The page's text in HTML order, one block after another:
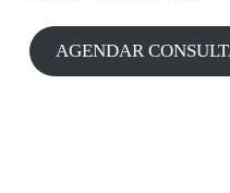
AGENDAR